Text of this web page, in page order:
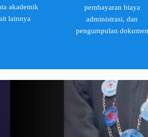
akademik
lainnya
pembayaran biaya
administrasi, dan
pengumpulan dokumen